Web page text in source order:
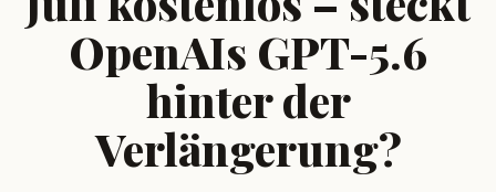
OpenAIs GPT-5.6
hinter der
Verlängerung?